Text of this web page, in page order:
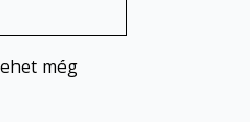
még